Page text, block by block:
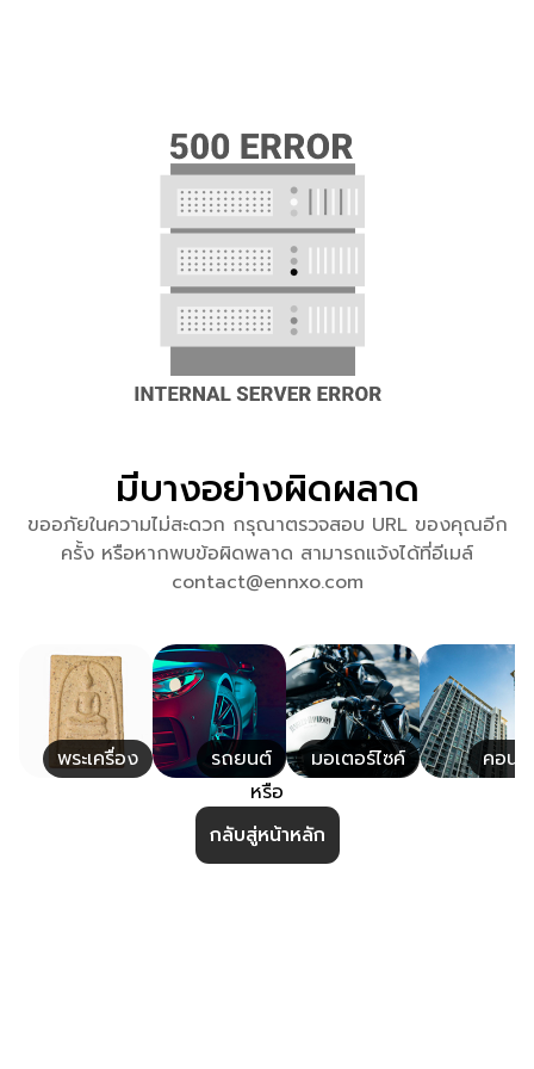
มีบางอย่างผิดผลาด
ขออภัยในความไม่สะดวก กรุณาตรวจสอบ URL ของคุณอีก
ครั้ง หรือหากพบข้อผิดพลาด สามารถแจ้งได้ที่อีเมล์
contact@ennxo.com
พระเครื่อง รถยนต์ มอเตอร์ไซค์
คอนโ
หรือ
กลับสู่หน้าหลัก